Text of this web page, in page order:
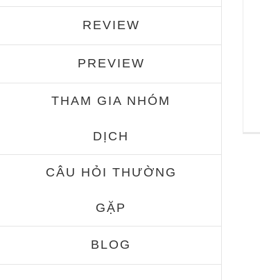
REVIEW
PREVIEW
THAM GIA NHÓM
DỊCH
CÂU HỎI THƯỜNG
GẶP
BLOG